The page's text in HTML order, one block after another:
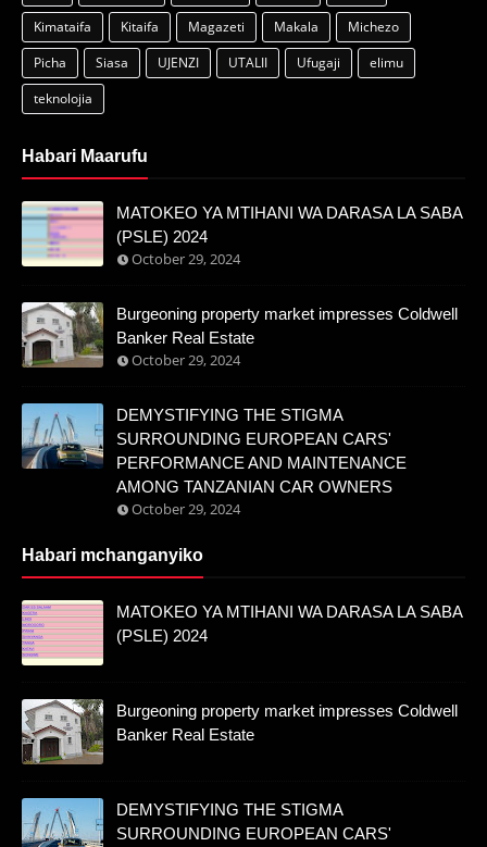
Kimataifa
Kitaifa Magazeti Makala
Michezo
Picha
Siasa UJENZI UTALII Ufugaji
elimu
teknolojia
Habari Maarufu
MATOKEO YA MTIHANI WA DARASA LA SABA
(PSLE) 2024
October 29, 2024
Burgeoning property market impresses Coldwell
Banker Real Estate
October 29, 2024
DEMYSTIFYING THE STIGMA
SURROUNDING EUROPEAN CARS'
PERFORMANCE AND MAINTENANCE
AMONG TANZANIAN CAR OWNERS
October 29, 2024
Habari mchanganyiko
MATOKEO YA MTIHANI WA DARASA LA SABA
(PSLE) 2024
Burgeoning property market impresses Coldwell
Banker Real Estate
DEMYSTIFYING THE STIGMA
SURROUNDING EUROPEAN CARS'